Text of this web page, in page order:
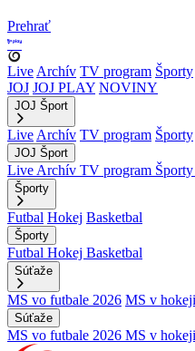
Prehrať
Live Archív TV program Športy
JOJ JOJ PLAY NOVINY
JOJ Šport
Live Archív TV program Športy
JOJ Šport
Live Archív TV program Športy
Športy
Futbal Hokej Basketbal
Športy
Futbal Hokej Basketbal
Súťaže
MS vo futbale 2026 MS v
Súťaže
MS vo futbale 2026 MS v